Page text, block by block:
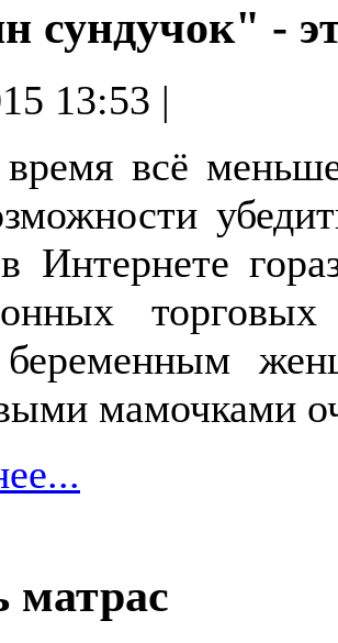
сундучок" -
13:53 |
всё
Интернете
мамочками
матрас